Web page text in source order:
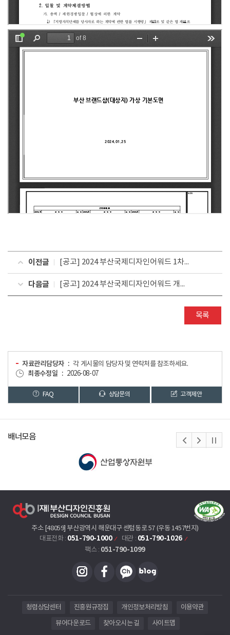
이전글 [공고] 2024 부산국제디자인어워드 1차 심사(온라인) 결과 및 2차 심사(실물) 계획 공고
다음글 [공고] 2024 부산국제디자인어워드 개최 요강(일정변경)
목록
자료관리담당자
각 게시물의 담당자 및 연락처를 참조하세요.
최종수정일
2026-08-07
FAQ 상담문의 고객제안
배너모음
주소 [48059] 부산광역시 해운대구 센텀동로 57 (우동 1457번지)
대표전화 : 051-790-1000 대관 : 051-790-1026
팩스 : 051-790-1099
청렴상담센터 진흥원규정집 개인정보처리방침 이용약관
뷰어다운로드 찾아오시는 길 사이트맵